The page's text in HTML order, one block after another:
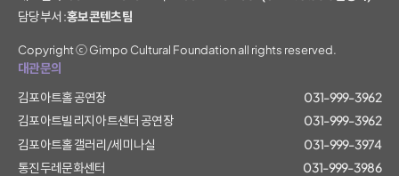
담당부서 :홍보콘텐츠팀
Copyright ⓒ Gimpo Cultural Foundation all rights reserved.
대관문의
김포아트홀 공연장
031-999-3962
김포아트빌리지 아트센터 공연장
031-999-3962
김포아트홀 갤러리/세미나실
031-999-3974
통진두레문화센터
031-999-3986